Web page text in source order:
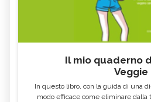
Il mio quaderno
Veggie
In questo libro, con la guida di una
modo efficace come eliminare dalla